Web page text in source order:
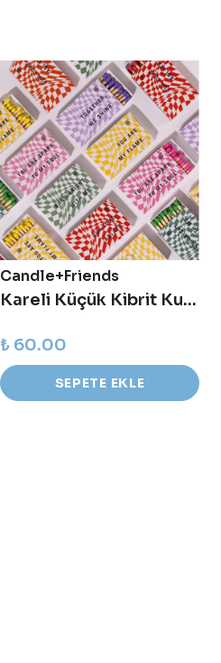
Candle+Friends
Kareli Küçük Kibrit Kutusu - Our Love Ablaze - Kırmızı
₺ 60.00
SEPETE EKLE